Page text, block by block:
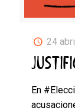
24
En